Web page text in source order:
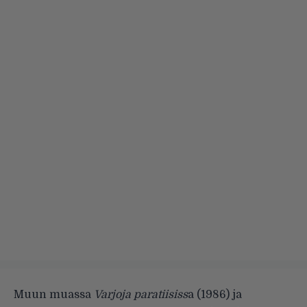
Muun muassa Varjoja paratiisissa (1986) ja